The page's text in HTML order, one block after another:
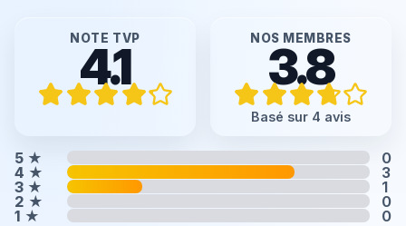
NOTE TVP
4.1 NOS MEMBRES
3.8
Basé sur 4 avis
5 ★
0
4 ★
3
3 ★
1
2 ★
0
1 ★ 0